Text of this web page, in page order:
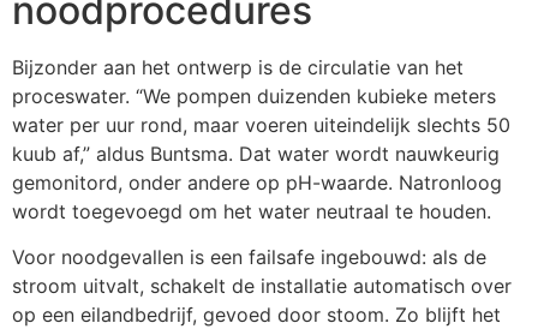
noodprocedures
Bijzonder aan het ontwerp is de circulatie van het
proceswater. “We pompen duizenden kubieke meters
water per uur rond, maar voeren uiteindelijk slechts 50
kuub af,” aldus Buntsma. Dat water wordt nauwkeurig
gemonitord, onder andere op pH-waarde. Natronloog
wordt toegevoegd om het water neutraal te houden.
Voor noodgevallen is een failsafe ingebouwd: als de
stroom uitvalt, schakelt de installatie automatisch over
op een eilandbedrijf, gevoed door stoom. Zo blijft het